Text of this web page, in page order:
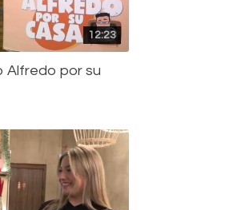
12:23
Alfredo por su